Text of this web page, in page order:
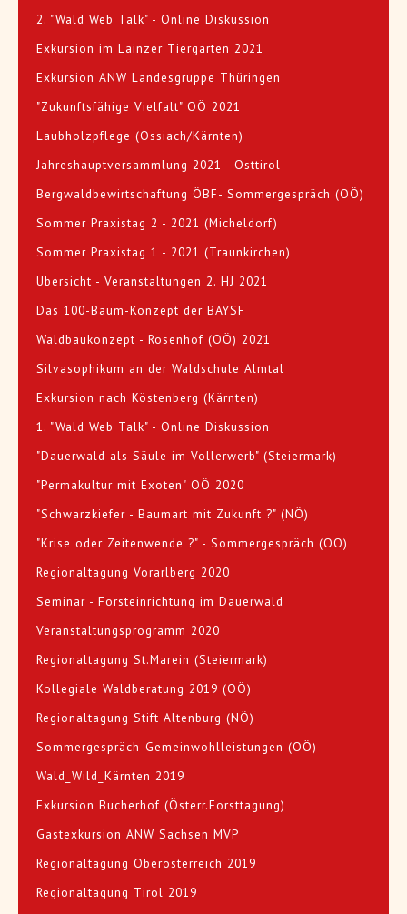
2. "Wald Web Talk" - Online Diskussion
Exkursion im Lainzer Tiergarten 2021
Exkursion ANW Landesgruppe Thüringen
"Zukunftsfähige Vielfalt" OÖ 2021
Laubholzpflege (Ossiach/Kärnten)
Jahreshauptversammlung 2021 - Osttirol
Bergwaldbewirtschaftung ÖBF- Sommergespräch (OÖ)
Sommer Praxistag 2 - 2021 (Micheldorf)
Sommer Praxistag 1 - 2021 (Traunkirchen)
Übersicht - Veranstaltungen 2. HJ 2021
Das 100-Baum-Konzept der BAYSF
Waldbaukonzept - Rosenhof (OÖ) 2021
Silvasophikum an der Waldschule Almtal
Exkursion nach Köstenberg (Kärnten)
1. "Wald Web Talk" - Online Diskussion
"Dauerwald als Säule im Vollerwerb" (Steiermark)
"Permakultur mit Exoten" OÖ 2020
"Schwarzkiefer - Baumart mit Zukunft ?" (NÖ)
"Krise oder Zeitenwende ?" - Sommergespräch (OÖ)
Regionaltagung Vorarlberg 2020
Seminar - Forsteinrichtung im Dauerwald
Veranstaltungsprogramm 2020
Regionaltagung St.Marein (Steiermark)
Kollegiale Waldberatung 2019 (OÖ)
Regionaltagung Stift Altenburg (NÖ)
Sommergespräch-Gemeinwohlleistungen (OÖ)
Wald_Wild_Kärnten 2019
Exkursion Bucherhof (Österr.Forsttagung)
Gastexkursion ANW Sachsen MVP
Regionaltagung Oberösterreich 2019
Regionaltagung Tirol 2019